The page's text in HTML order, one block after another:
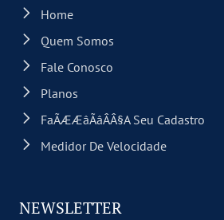
Home
Quem Somos
Fale Conosco
Planos
FaÃÆÆâÃâÂÂ§a Seu Cadastro
Medidor De Velocidade
NEWSLETTER